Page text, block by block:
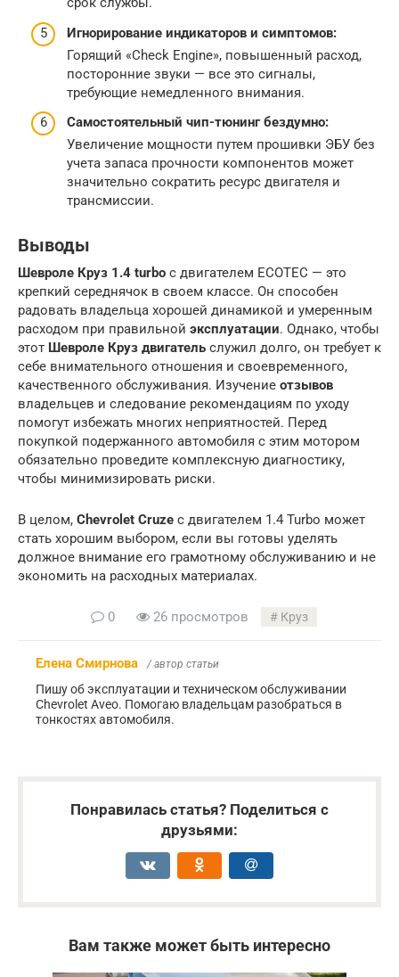
Игнорирование индикаторов и симптомов:
Горящий «Check Engine», повышенный расход,
посторонние звуки — все это сигналы,
требующие немедленного внимания.
Самостоятельный чип-тюнинг бездумно:
Увеличение мощности путем прошивки ЭБУ без
учета запаса прочности компонентов может
значительно сократить ресурс двигателя и
трансмиссии.
Выводы
Шевроле Круз 1.4 turbo с двигателем ECOTEC — это
крепкий середнячок в своем классе. Он способен
радовать владельца хорошей динамикой и умеренным
расходом при правильной эксплуатации. Однако, чтобы
этот Шевроле Круз двигатель служил долго, он требует к
себе внимательного отношения и своевременного,
качественного обслуживания. Изучение отзывов
владельцев и следование рекомендациям по уходу
помогут избежать многих неприятностей. Перед
покупкой подержанного автомобиля с этим мотором
обязательно проведите комплексную диагностику,
чтобы минимизировать риски.
В целом, Chevrolet Cruze с двигателем 1.4 Turbo может
стать хорошим выбором, если вы готовы уделять
должное внимание его грамотному обслуживанию и не
экономить на расходных материалах.
0 26 просмотров Круз
Елена Смирнова / автор статьи
Пишу об эксплуатации и техническом обслуживании
Chevrolet Aveo. Помогаю владельцам разобраться в
тонкостях автомобиля.
Понравилась статья? Поделиться с
друзьями:
Вам также может быть интересно